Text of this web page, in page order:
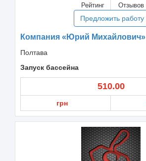
Рейтинг Отзывов
Предложить работу
Компания «Юрий Михайлович»
Полтава
Запуск бассейна
510.00
грн